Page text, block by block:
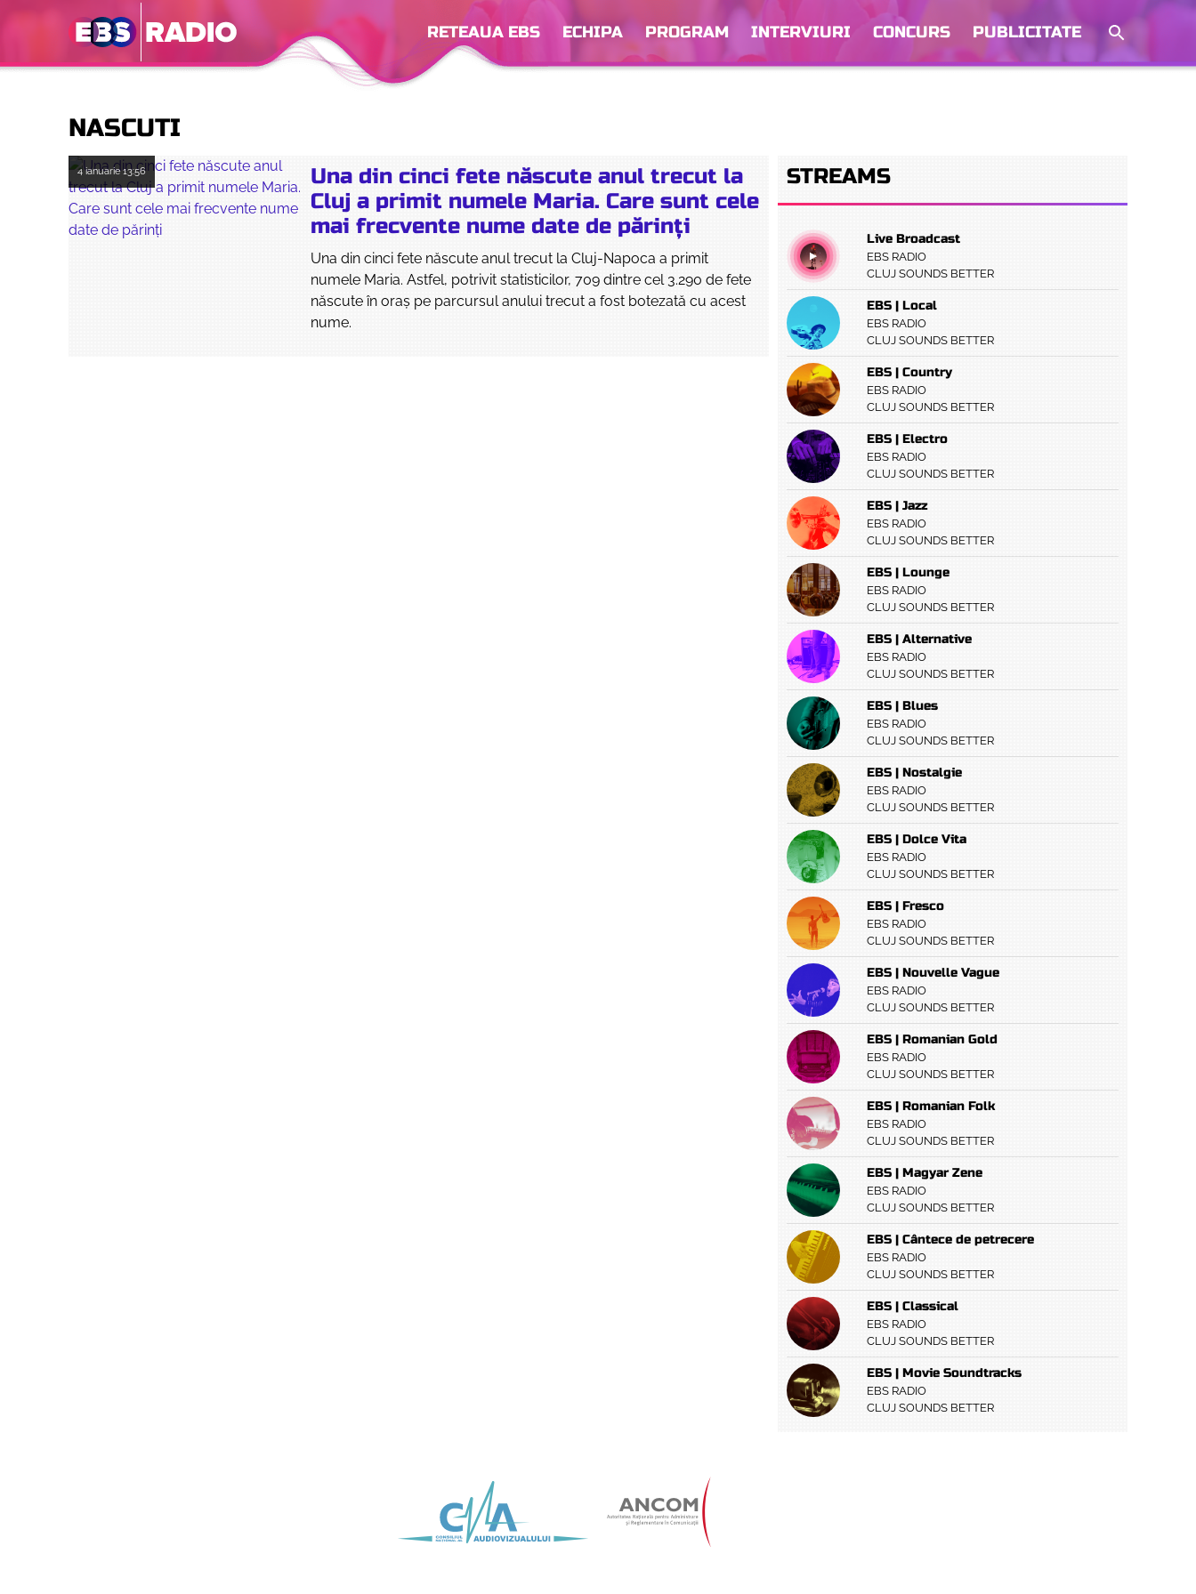
RETEAUA EBS ECHIPA PROGRAM INTERVIURI CONCURS PUBLICITATE
NASCUTI
4 ianuarie13:56
Una din cinci fete născute anul trecut la
Cluj a primit numele Maria. Care sunt cele
mai frecvente nume date de părinți
Una din cinci fete născute anul trecut la Cluj-Napoca a primit
numele Maria. Astfel, potrivit statisticilor, 709 dintre cel 3.290 de fete
născute în oraș pe parcursul anului trecut a fost botezată cu acest
nume.
STREAMS
Live Broadcast
EBS RADIO
CLUJ SOUNDS BETTER
EBS | Local
EBS RADIO
CLUJ SOUNDS BETTER
EBS | Country
EBS RADIO
CLUJ SOUNDS BETTER
EBS | Electro
EBS RADIO
CLUJ SOUNDS BETTER
EBS | Jazz
EBS RADIO
CLUJ SOUNDS BETTER
EBS | Lounge
EBS RADIO
CLUJ SOUNDS BETTER
EBS | Alternative
EBS RADIO
CLUJ SOUNDS BETTER
EBS | Blues
EBS RADIO
CLUJ SOUNDS BETTER
EBS | Nostalgie
EBS RADIO
CLUJ SOUNDS BETTER
EBS | Dolce Vita
EBS RADIO
CLUJ SOUNDS BETTER
EBS | Fresco
EBS RADIO
CLUJ SOUNDS BETTER
EBS | Nouvelle Vague
EBS RADIO
CLUJ SOUNDS BETTER
EBS | Romanian Gold
EBS RADIO
CLUJ SOUNDS BETTER
EBS | Romanian Folk
EBS RADIO
CLUJ SOUNDS BETTER
EBS | Magyar Zene
EBS RADIO
CLUJ SOUNDS BETTER
EBS | Cântece de petrecere
EBS RADIO
CLUJ SOUNDS BETTER
EBS | Classical
EBS RADIO
CLUJ SOUNDS BETTER
EBS | Movie Soundtracks
EBS RADIO
CLUJ SOUNDS BETTER